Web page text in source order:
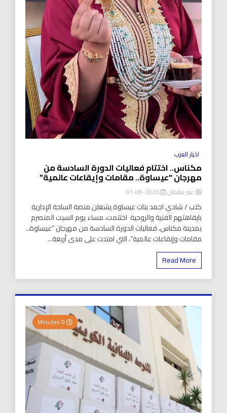
اخبار العرب
مكناس.. اختتام فعاليات الدورة السادسة من
مهرجان “عيساوة.. مقامات وإيقاعات عالمية”
عبير سليمان 2026-08-01
كتب / شادي احمد بنات عيساوة يشعلن منصة الساحة الإدارية
بايقاهتهم الفنية والروحية اختتمت، مساء يوم السبت المنصرم
بمدينة مكناس، فعاليات الدورة السادسة من مهرجان “عيساوة..
مقامات وإيقاعات عالمية”، التي امتدت على مدى أربعة...
Read More